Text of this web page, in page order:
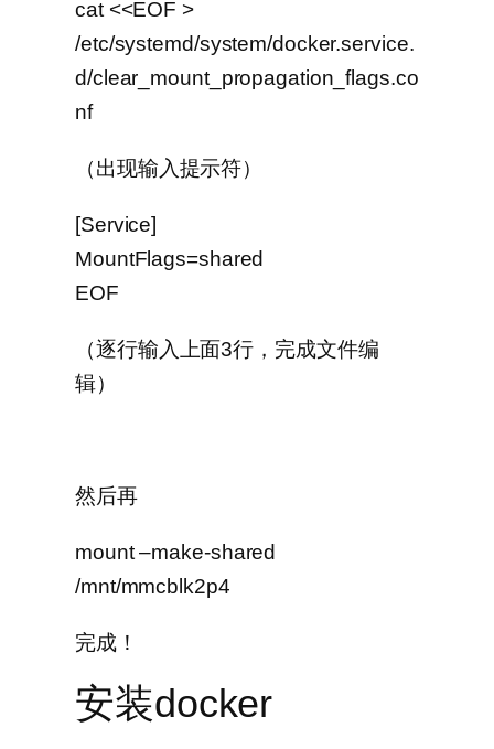
cat <<EOF >
/etc/systemd/system/docker.service.
d/clear_mount_propagation_flags.co
nf
（出现输入提示符）
[Service]
MountFlags=shared
EOF
（逐行输入上面3行，完成文件编
辑）
然后再
mount –make-shared
/mnt/mmcblk2p4
完成！
安装docker